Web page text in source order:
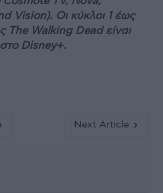
Vision). Οι κύκλοι 1 έως
The Walking Dead είναι
Disney+.
Next Article